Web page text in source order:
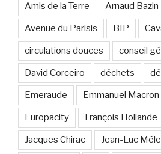
Amis de la Terre Arnaud Bazin
Avenue du Parisis BIP
circulations douces conseil
David Corceiro déchets
Emeraude Emmanuel Macron
Europacity François Hollande
Jacques Chirac Jean-Luc